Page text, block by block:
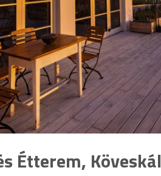
Étterem, Köveskál